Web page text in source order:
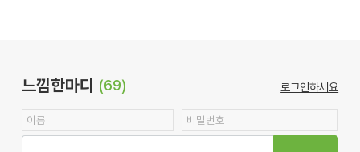
느낌한마디 (69) 로그인하세요